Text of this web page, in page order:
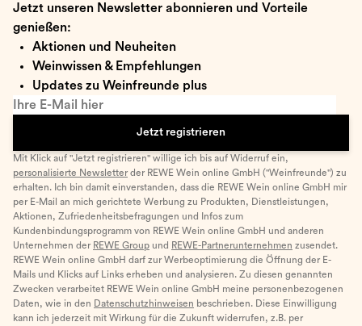
Jetzt unseren Newsletter abonnieren und Vorteile
genießen:
Aktionen und Neuheiten
Weinwissen & Empfehlungen
Updates zu Weinfreunde plus
Ihre E-Mail hier
Jetzt registrieren
Mit Klick auf "Jetzt registrieren" willige ich bis auf Widerruf ein,
personalisierte Newsletter der REWE Wein online GmbH ("Weinfreunde") zu
erhalten. Ich bin damit einverstanden, dass die REWE Wein online GmbH mir
per E-Mail an mich gerichtete Werbung zu Produkten, Dienstleistungen,
Aktionen, Zufriedenheitsbefragungen und Infos zum
Kundenbindungsprogramm von REWE Wein online GmbH und anderen
Unternehmen der REWE Group und REWE-Partnerunternehmen zusendet.
REWE Wein online GmbH darf zur Werbeoptimierung die Öffnung der E-
Mails und Klicks auf Links erheben und analysieren. Zu diesen genannten
Zwecken verarbeitet REWE Wein online GmbH meine personenbezogenen
Daten, wie in den Datenschutzhinweisen beschrieben. Diese Einwilligung
kann ich jederzeit mit Wirkung für die Zukunft widerrufen, z.B. per